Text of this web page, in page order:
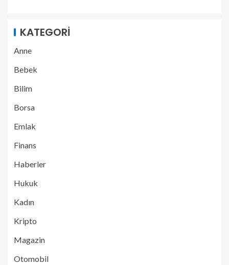
KATEGORI
Anne
Bebek
Bilim
Borsa
Emlak
Finans
Haberler
Hukuk
Kadın
Kripto
Magazin
Otomobil